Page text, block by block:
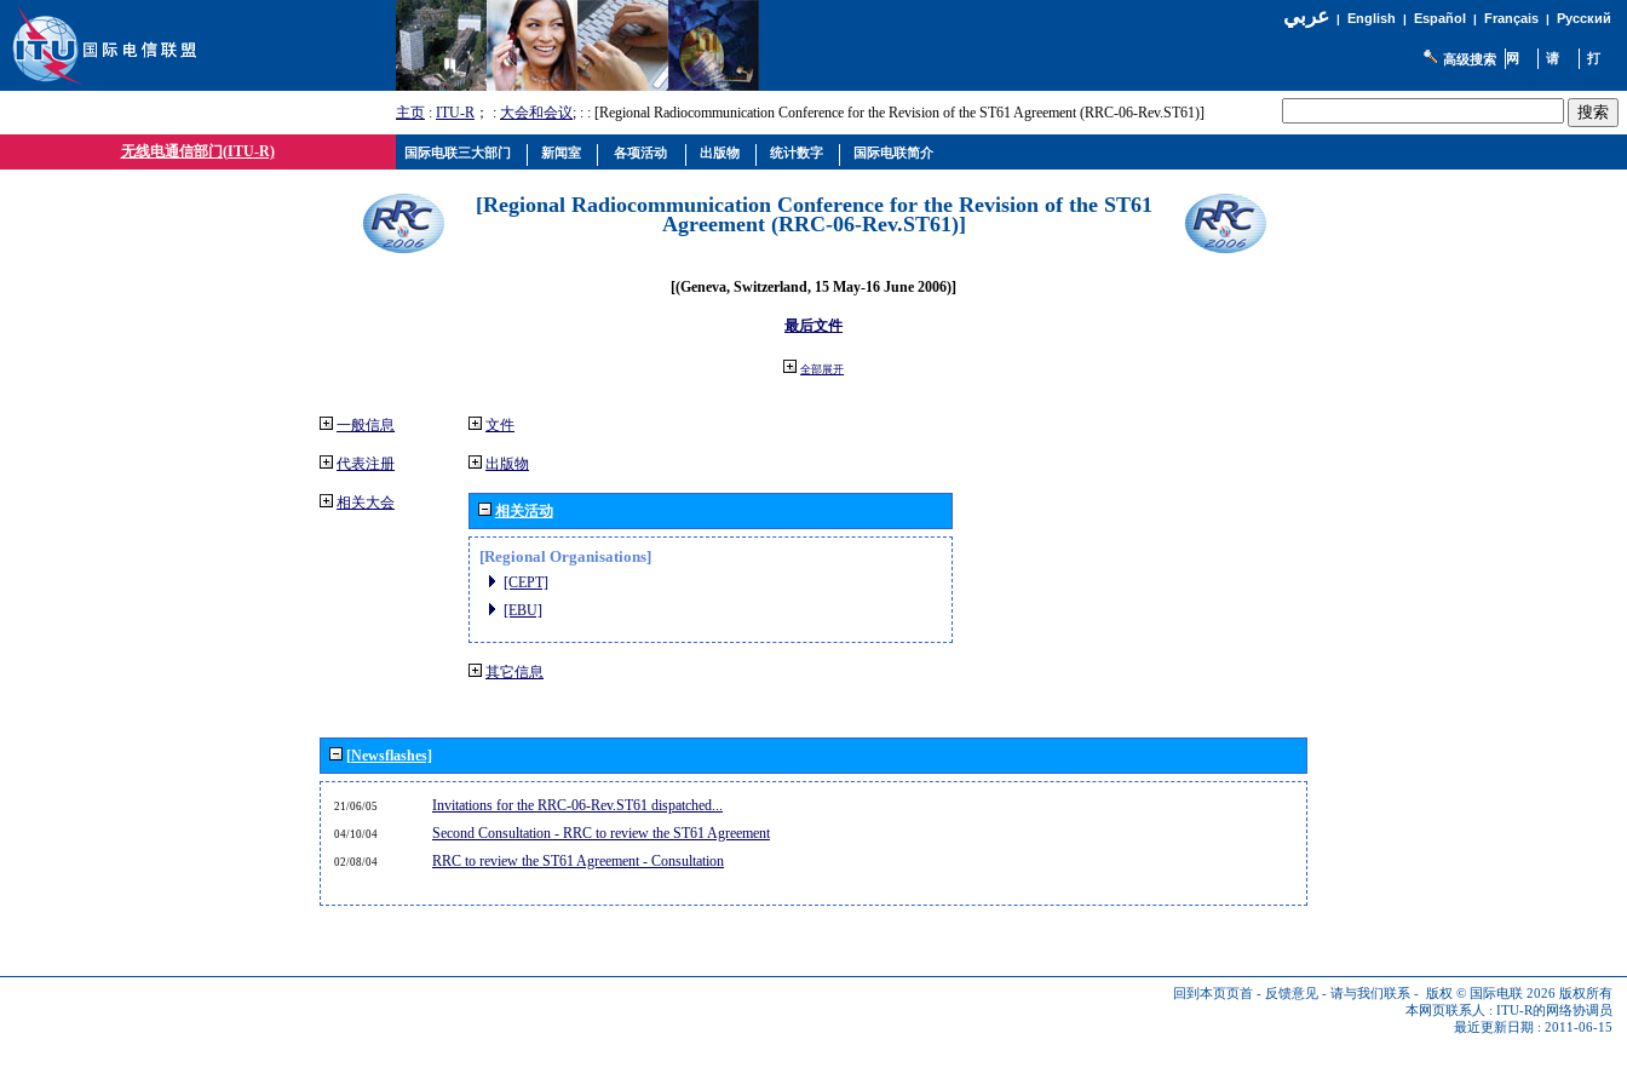
عربي| English | Español | Français| Русский
高级搜索
主页 : ITU-R ； : 大会和会议; : : [Regional Radiocommunication Conference for the Revision of the ST61 Agreement (RRC-06-Rev.ST61)]
无线电通信部门(ITU-R)
[Regional Radiocommunication Conference for the Revision of the ST61
Agreement (RRC-06-Rev.ST61)]
[(Geneva, Switzerland, 15 May-16 June 2006)]
最后文件
全部展开
一般信息
代表注册
相关大会
文件
出版物
相关活动
[Regional Organisations]
[CEPT]
[EBU]
其它信息
[Newsflashes]
21/06/05 Invitations for the RRC-06-Rev.ST61 dispatched...
04/10/04 Second Consultation - RRC to review the ST61 Agreement
02/08/04 RRC to review the ST61 Agreement - Consultation
回到本页页首 - 反馈意见 - 请与我们联系 - 版权 © 国际电联 2026 版权所有
本网页联系人 : ITU-R的网络协调员
最近更新日期 : 2011-06-15
国际电联三大部门 新闻室 各项活动 出版物 统计数字 国际电联简介